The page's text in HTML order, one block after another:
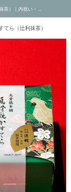
てら（辻利抹茶）